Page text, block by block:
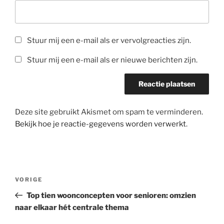
Stuur mij een e-mail als er vervolgreacties zijn.
Stuur mij een e-mail als er nieuwe berichten zijn.
Deze site gebruikt Akismet om spam te verminderen.
Bekijk hoe je reactie-gegevens worden verwerkt.
Vorig
bericht
VORIGE
Top tien woonconcepten voor senioren: omzien
naar elkaar hét centrale thema